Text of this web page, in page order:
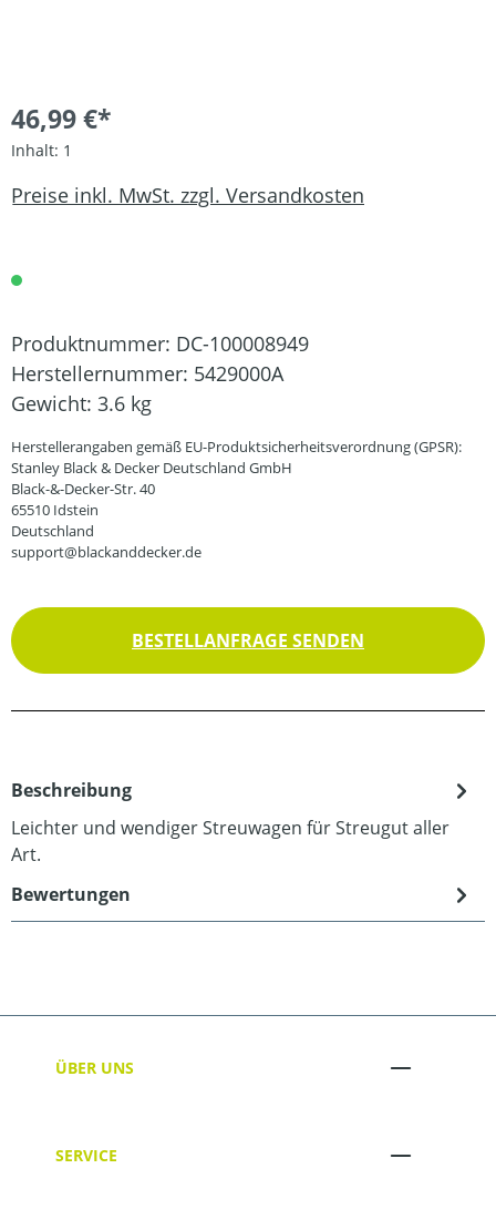
46,99 €*
Inhalt: 1
Preise inkl. MwSt. zzgl. Versandkosten
Produktnummer: DC-100008949
Herstellernummer: 5429000A
Gewicht: 3.6 kg
Herstellerangaben gemäß EU-Produktsicherheitsverordnung (GPSR):
Stanley Black & Decker Deutschland GmbH
Black-&-Decker-Str. 40
65510 Idstein
Deutschland
support@blackanddecker.de
BESTELLANFRAGE SENDEN
Beschreibung
Leichter und wendiger Streuwagen für Streugut aller
Art.
Bewertungen
ÜBER UNS
SERVICE